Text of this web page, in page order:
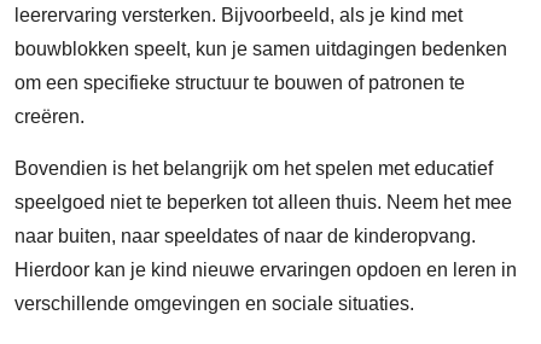
leerervaring versterken. Bijvoorbeeld, als je kind met
bouwblokken speelt, kun je samen uitdagingen bedenken
om een ​​specifieke structuur te bouwen of patronen te
creëren.
Bovendien is het belangrijk om het spelen met educatief
speelgoed niet te beperken tot alleen thuis. Neem het mee
naar buiten, naar speeldates of naar de kinderopvang.
Hierdoor kan je kind nieuwe ervaringen opdoen en leren in
verschillende omgevingen en sociale situaties.